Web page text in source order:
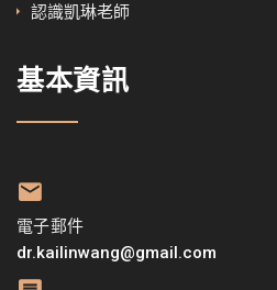
認識凱琳老師
基本資訊
電子郵件
dr.kailinwang@gmail.com